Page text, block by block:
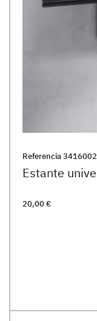
Referencia3416002
Estante
20,00 €